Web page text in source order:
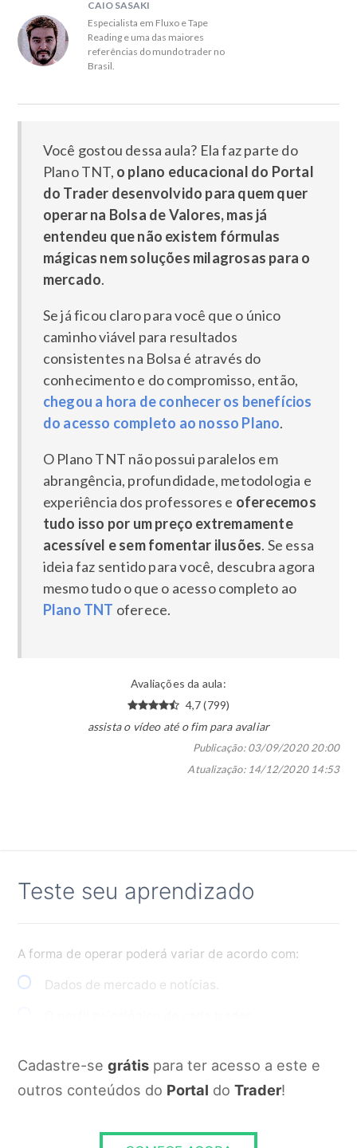
CAIO SASAKI
Especialista em Fluxo e Tape
Reading e uma das maiores
referências do mundo trader no
Brasil.
Você gostou dessa aula? Ela faz parte do
Plano TNT, o plano educacional do Portal
do Trader desenvolvido para quem quer
operar na Bolsa de Valores, mas já
entendeu que não existem fórmulas
mágicas nem soluções milagrosas para o
mercado.
Se já ficou claro para você que o único
caminho viável para resultados
consistentes na Bolsa é através do
conhecimento e do compromisso, então,
chegou a hora de conhecer os benefícios
do acesso completo ao nosso Plano.
O Plano TNT não possui paralelos em
abrangência, profundidade, metodologia e
experiência dos professores e oferecemos
tudo isso por um preço extremamente
acessível e sem fomentar ilusões. Se essa
ideia faz sentido para você, descubra agora
mesmo tudo o que o acesso completo ao
Plano TNT oferece.
Avaliações da aula:
4,7 (799)
assista o vídeo até o fim para avaliar
Publicação:03/09/2020 20:00
Atualização: 14/12/2020 14:53
Teste seu aprendizado
A forma de operar poderá variar de acordo com:
Dados de mercado e notícias.
O sistema operacional utilizado.
RESPONDER
Cadastre-se grátispara ter acesso a este e
outros conteúdos do Portal do Trader!